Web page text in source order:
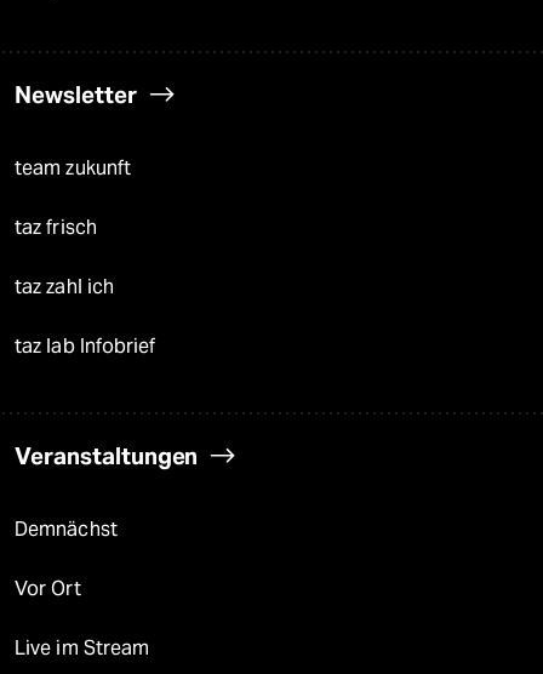
Newsletter
team zukunft
taz frisch
taz zahl ich
taz lab Infobrief
Veranstaltungen
Demnächst
Vor Ort
Live im Stream